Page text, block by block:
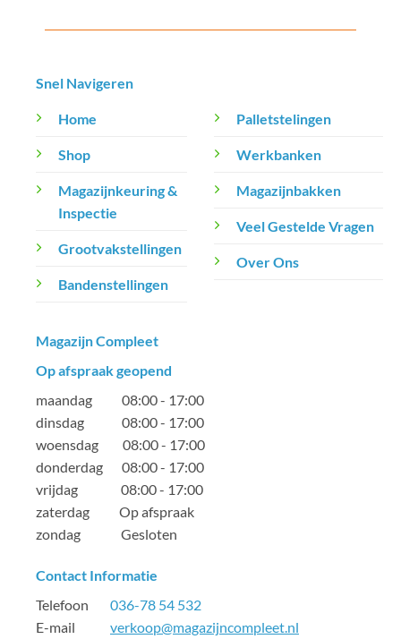
Snel Navigeren
Home
Shop
Magazijnkeuring &
Inspectie
Grootvakstellingen
Bandenstellingen
Palletstelingen
Werkbanken
Magazijnbakken
Veel Gestelde Vragen
Over Ons
Magazijn Compleet
Op afspraak geopend
maandag 08:00 - 17:00
dinsdag 08:00 - 17:00
woensdag 08:00 - 17:00
donderdag 08:00 - 17:00
vrijdag 08:00 - 17:00
zaterdag Op afspraak
zondag Gesloten
Contact Informatie
Telefoon 036-78 54 532
E-mail verkoop@magazijncompleet.nl